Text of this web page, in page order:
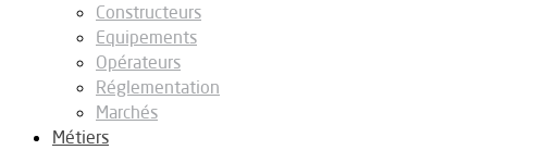
Constructeurs
Equipements
Opérateurs
Réglementation
Marchés
Métiers